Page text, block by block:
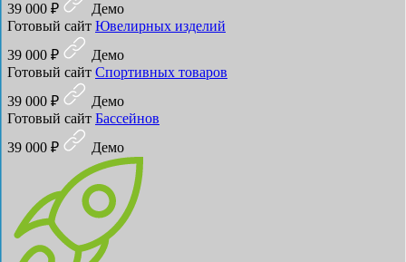
39 000 ₽
Демо
Готовый сайт Ювелирных изделий
39 000 ₽
Демо
Готовый сайт Спортивных товаров
39 000 ₽
Демо
Готовый сайт Бассейнов
39 000 ₽
Демо